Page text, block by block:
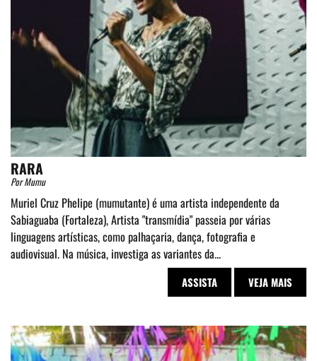
RARA
Por Mumu
Muriel Cruz Phelipe (mumutante) é uma artista independente da
Sabiaguaba (Fortaleza), Artista "transmídia" passeia por várias
linguagens artísticas, como palhaçaria, dança, fotografia e
audiovisual. Na música, investiga as variantes da...
ASSISTA VEJA MAIS